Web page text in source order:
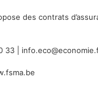
des contrats
33 |